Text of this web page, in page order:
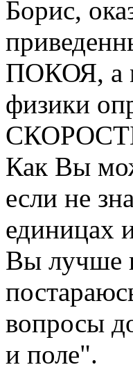
Борис,
ПОКОЯ, а
физики
Как Вы
если не
единицах
Вы лучше
вопросы
и поле".